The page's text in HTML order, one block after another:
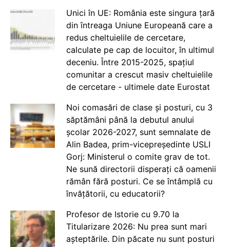
Unici în UE: România este singura țară
din întreaga Uniune Europeană care a
redus cheltuielile de cercetare,
calculate pe cap de locuitor, în ultimul
deceniu. Între 2015-2025, spațiul
comunitar a crescut masiv cheltuielile
de cercetare - ultimele date Eurostat
Noi comasări de clase și posturi, cu 3
săptămâni până la debutul anului
școlar 2026-2027, sunt semnalate de
Alin Badea, prim-vicepreședinte USLI
Gorj: Ministerul o comite grav de tot.
Ne sună directorii disperați că oamenii
rămân fără posturi. Ce se întâmplă cu
învățătorii, cu educatorii?
Profesor de Istorie cu 9.70 la
Titularizare 2026: Nu prea sunt mari
așteptările. Din păcate nu sunt posturi